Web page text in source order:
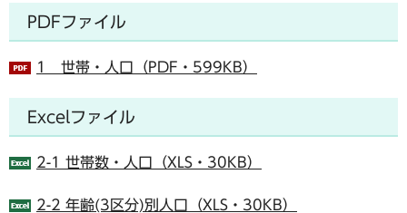
PDFファイル
1 世帯・人口（PDF・599KB）
Excelファイル
2-1 世帯数・人口（XLS・30KB）
2-2 年齢(3区分)別人口（XLS・30KB）